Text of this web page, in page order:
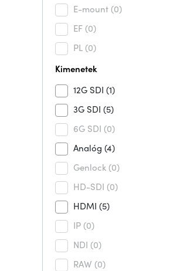
E-mount (0)
EF (0)
PL (0)
Kimenetek
12G SDI (1)
3G SDI (5)
6G SDI (0)
Analóg (4)
Genlock (0)
HD-SDI (0)
HDMI (5)
IP (0)
NDI (0)
RAW (0)